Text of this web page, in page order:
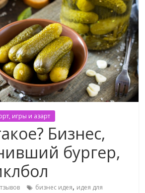
игры и азарт
Бизнес,
бургер,
бизнес идея, идея для